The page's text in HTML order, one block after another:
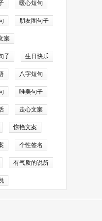
暖心短句
朋友圈句子
案
子 生日快乐
八字短句
唯美句子
走心文案
惊艳文案
个性签名
有气质的说所